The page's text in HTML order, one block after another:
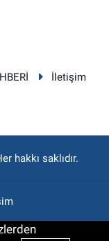
İletişim
hakkı saklıdır.